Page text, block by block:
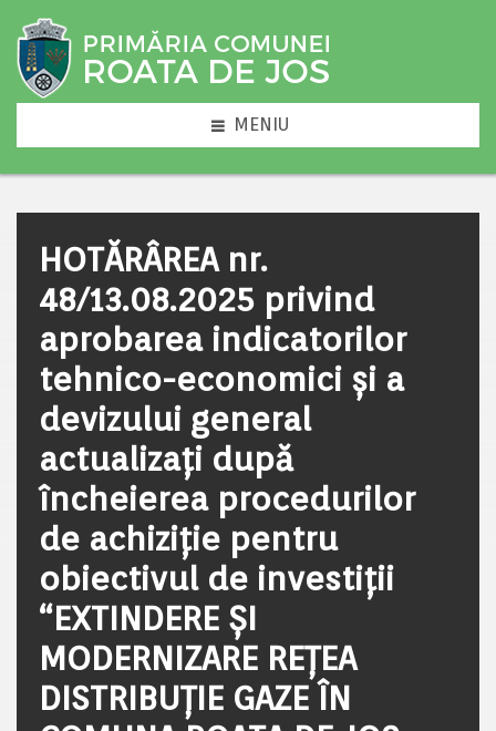
MENIU
HOTĂRÂREA nr.
48/13.08.2025 privind
aprobarea indicatorilor
tehnico-economici și a
devizului general
actualizați după
încheierea procedurilor
de achiziție pentru
obiectivul de investiții
“EXTINDERE ȘI
MODERNIZARE REȚEA
DISTRIBUȚIE GAZE ÎN